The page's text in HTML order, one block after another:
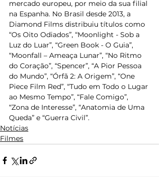
mercado europeu, por meio da sua filial
na Espanha. No Brasil desde 2013, a
Diamond Films distribuiu títulos como
“Os Oito Odiados”, “Moonlight - Sob a
Luz do Luar”, “Green Book - O Guia”,
“Moonfall – Ameaça Lunar”, “No Ritmo
do Coração”, “Spencer”, “A Pior Pessoa
do Mundo”, “Órfã 2: A Origem”, “One
Piece Film Red”, “Tudo em Todo o Lugar
ao Mesmo Tempo”, “Fale Comigo”,
“Zona de Interesse”, “Anatomia de Uma
Queda” e “Guerra Civil”.
Notícias
Filmes